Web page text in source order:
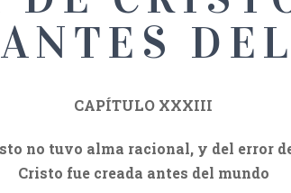
CAPÍTULO XXXIII
no tuvo alma racional, y del error
Cristo fue creada antes del mundo